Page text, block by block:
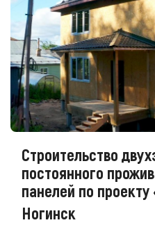
Строительство
постоянного
панелей по проекту
Ногинск